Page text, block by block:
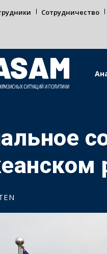
Сотрудничество